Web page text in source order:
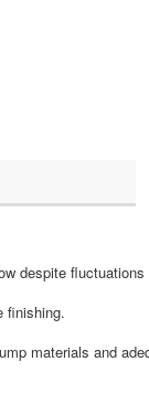
despite
finishing.
materials and